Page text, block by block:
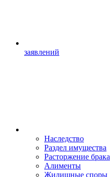
заявлений
Наследство
Раздел имущества
Расторжение брака
Алименты
Жилищные споры